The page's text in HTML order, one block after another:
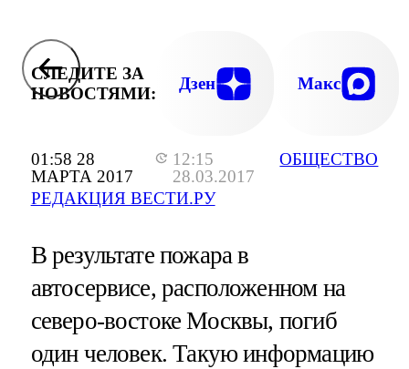
01:58 28
МАРТА 2017
12:15
28.03.2017
РЕДАКЦИЯ ВЕСТИ.РУ
ОБЩЕСТВО
СЛЕДИТЕ ЗА
НОВОСТЯМИ:
Дзен Макс
В результате пожара в
автосервисе, расположенном на
северо-востоке Москвы, погиб
один человек. Такую информацию